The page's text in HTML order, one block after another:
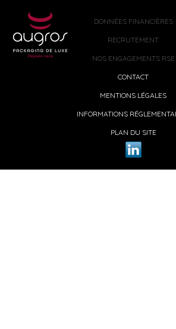
DONNÉES FINANCIÈRES
RECRUTEMENT
NOS ENGAGEMENTS RSE
CONTACT
MENTIONS LÉGALES
INFORMATIONS
PLAN DU SITE